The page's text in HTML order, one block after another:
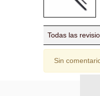
Todas las
Sin